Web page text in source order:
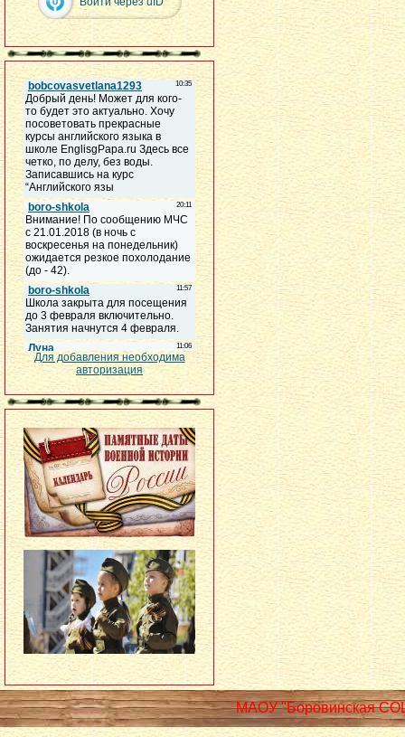
Для добавления необходима
авторизация
МАОУ "Боровинская